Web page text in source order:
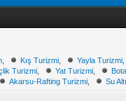
Kış Turizmi Yayla Turizmi
Turizmi Yat Turizmi
Akarsu-Rafting Turizmi Su